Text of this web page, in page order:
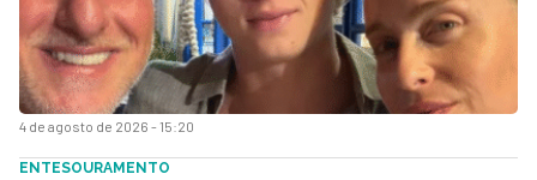
4 de agosto de 2026 - 15:20
ENTESOURAMENTO